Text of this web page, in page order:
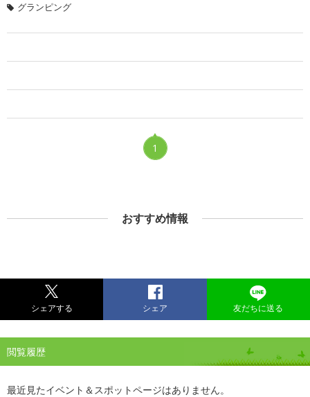
グランピング
1
おすすめ情報
シェアする シェア 友だちに送る
閲覧履歴
最近見たイベント＆スポットページはありません。